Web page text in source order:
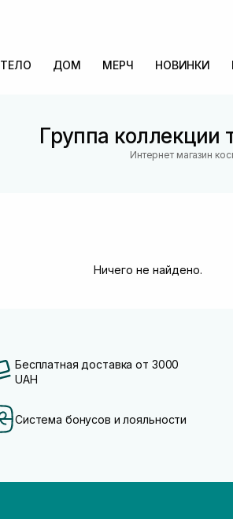
ТЕЛО ДОМ МЕРЧ НОВИНКИ
Группа коллекции
Интернет магазин
Ничего не найдено.
Бесплатная доставка от 3000
UAH
Система бонусов и лояльности